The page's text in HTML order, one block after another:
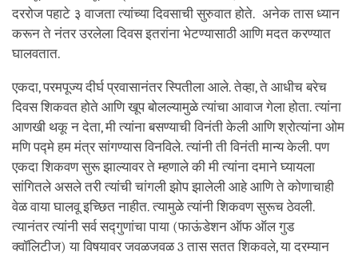
दररोज पहाटे ३ वाजता त्यांच्या दिवसाची सुरुवात होते. अनेक तास ध्यान
करून ते नंतर उरलेला दिवस इतरांना भेटण्यासाठी आणि मदत करण्यात
घालवतात.
एकदा, परमपूज्य दीर्घ प्रवासानंतर स्पितीला आले. तेव्हा, ते आधीच बरेच
दिवस शिकवत होते आणि खूप बोलल्यामुळे त्यांचा आवाज गेला होता. त्यांना
आणखी थकू न देता, मी त्यांना बसण्याची विनंती केली आणि श्रोत्यांना ओम
मणि पद्मे हम मंत्र सांगण्यास विनविले. त्यांनी ती विनंती मान्य केली. पण
एकदा शिकवण सुरू झाल्यावर ते म्हणाले की मी त्यांना दमाने घ्यायला
सांगितले असले तरी त्यांची चांगली झोप झालेली आहे आणि ते कोणाचाही
वेळ वाया घालवू इच्छित नाहीत. त्यामुळे त्यांनी शिकवण सुरूच ठेवली.
त्यानंतर त्यांनी सर्व सद्गुणांचा पाया (फाऊंडेशन ऑफ ऑल गुड
क्वॉलिटीज) या विषयावर जवळजवळ 3 तास सतत शिकवले, या दरम्यान